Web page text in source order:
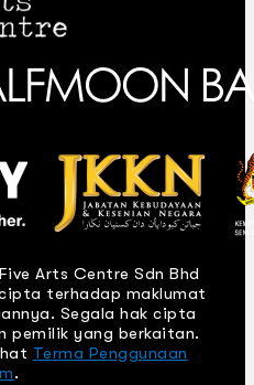
Arts Centre Sdn Bhd
cipta terhadap maklumat
Segala hak cipta
pemilik yang berkaitan.
Terma Penggunaan
.